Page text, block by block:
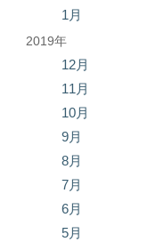
1月
2019年
12月
11月
10月
9月
8月
7月
6月
5月